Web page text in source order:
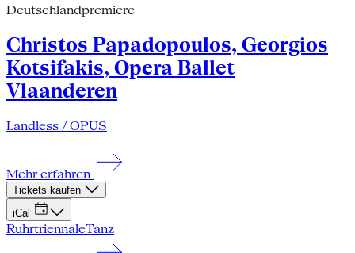
Deutschlandpremiere
Christos Papadopoulos, Georgios
Kotsifakis, Opera Ballet
Vlaanderen
Landless / OPUS
Mehr erfahren
Tickets kaufen
iCal
RuhrtriennaleTanz